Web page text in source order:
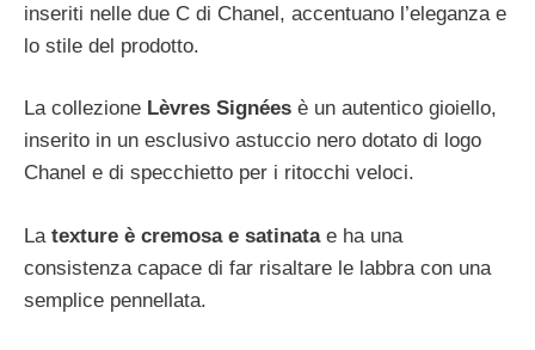
inseriti nelle due C di Chanel, accentuano l’eleganza e
lo stile del prodotto.
La collezione Lèvres Signées è un autentico gioiello,
inserito in un esclusivo astuccio nero dotato di logo
Chanel e di specchietto per i ritocchi veloci.
La texture è cremosa e satinatae ha una
consistenza capace di far risaltare le labbra con una
semplice pennellata.